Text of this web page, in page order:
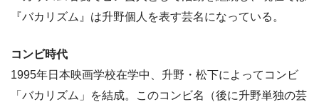
『バカリズム』は升野個人を表す芸名になっている。
コンビ時代
1995年日本映画学校在学中、升野・松下によってコンビ
「バカリズム」を結成。このコンビ名（後に升野単独の芸